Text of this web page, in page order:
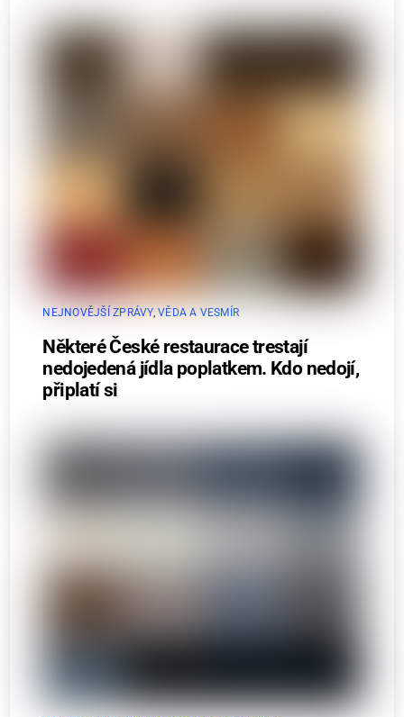
NEJNOVĚJŠÍ ZPRÁVY,VĚDA A VESMÍR
Některé České restaurace trestají
nedojedená jídla poplatkem. Kdo nedojí,
připlatí si